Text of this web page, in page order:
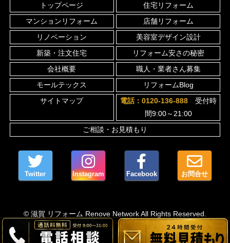
トップページ
住宅リフォーム
マンションリフォーム
店舗リフォーム
リノベーション
美容室デザイン設計
新築・注文住宅
リフォーム安さの秘密
会社概要
職人・業者さん募集
モールテックス
リフォームBlog
サイトマップ
電話：0120-136-888受付時
間9:00～21:00
ご相談・お見積もり
Twitter Instagram Facebook お問合せ
© 滋賀 リフォーム Renove Network All Rights Reserved.
京都のリフォームはこちら フランチャイズ募集
お気軽に無料相談してください。
0120-136-888 メールでのお問い合わせ
当日または翌営業日に返信いたします。